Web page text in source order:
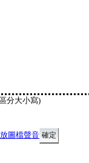
分大小寫)
圖檔聲音